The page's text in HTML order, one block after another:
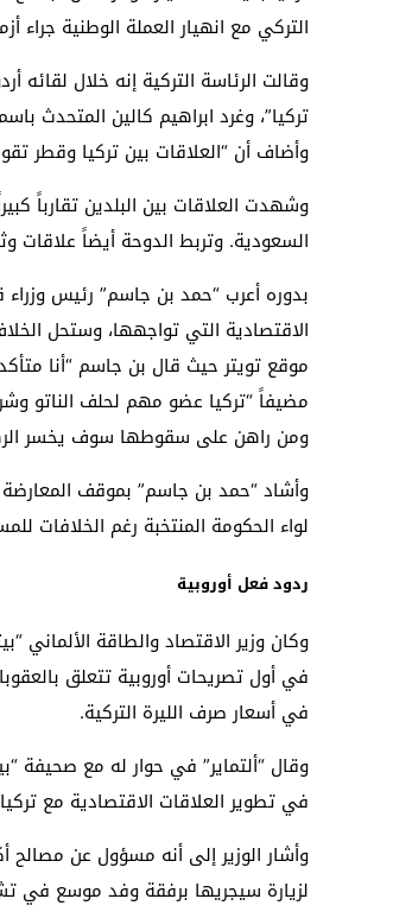
التركي مع انهيار العملة الوطنية جراء
تركيا”، وغرد ابراهيم كالين المتحدث
وأضاف أن “العلاقات بين تركيا وقطر
وشهدت العلاقات بين البلدين تقارباً
السعودية. وتربط الدوحة أيضاً علاقات
بدوره أعرب “حمد بن جاسم” رئيس
الاقتصادية التي تواجهها، وستحل
موقع تويتر حيث قال بن جاسم “أنا
مضيفاً “تركيا عضو مهم لحلف الناتو
ومن راهن على سقوطها سوف يخسر
وأشاد “حمد بن جاسم” بموقف المعارضة
لواء الحكومة المنتخبة رغم الخلافات
ردود فعل أوروبية
وكان وزير الاقتصاد والطاقة الألماني
في أول تصريحات أوروبية تتعلق
في أسعار صرف الليرة التركية.
وقال “ألتماير” في حوار له مع صحيفة
في تطوير العلاقات الاقتصادية مع
لزيارة سيجريها برفقة وفد موسع في